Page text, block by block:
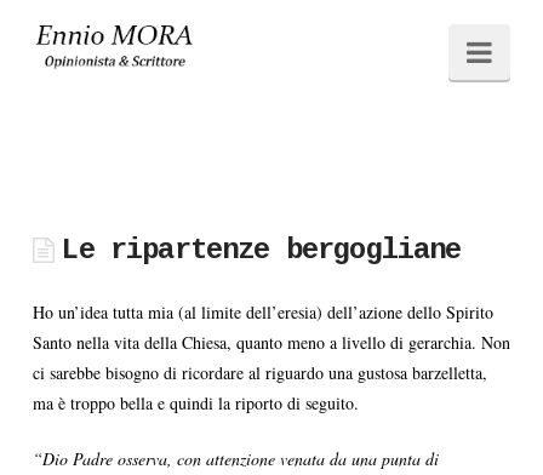
Ennio
Le ripartenze bergogliane
Ho un’idea tutta mia (al limite dell’eresia) dell’azione dello Spirito
Santo nella vita della Chiesa, quanto meno a livello di gerarchia. Non
ci sarebbe bisogno di ricordare al riguardo una gustosa barzelletta,
ma è troppo bella e quindi la riporto di seguito.
“Dio Padre osserva, con attenzione venata da una punta di